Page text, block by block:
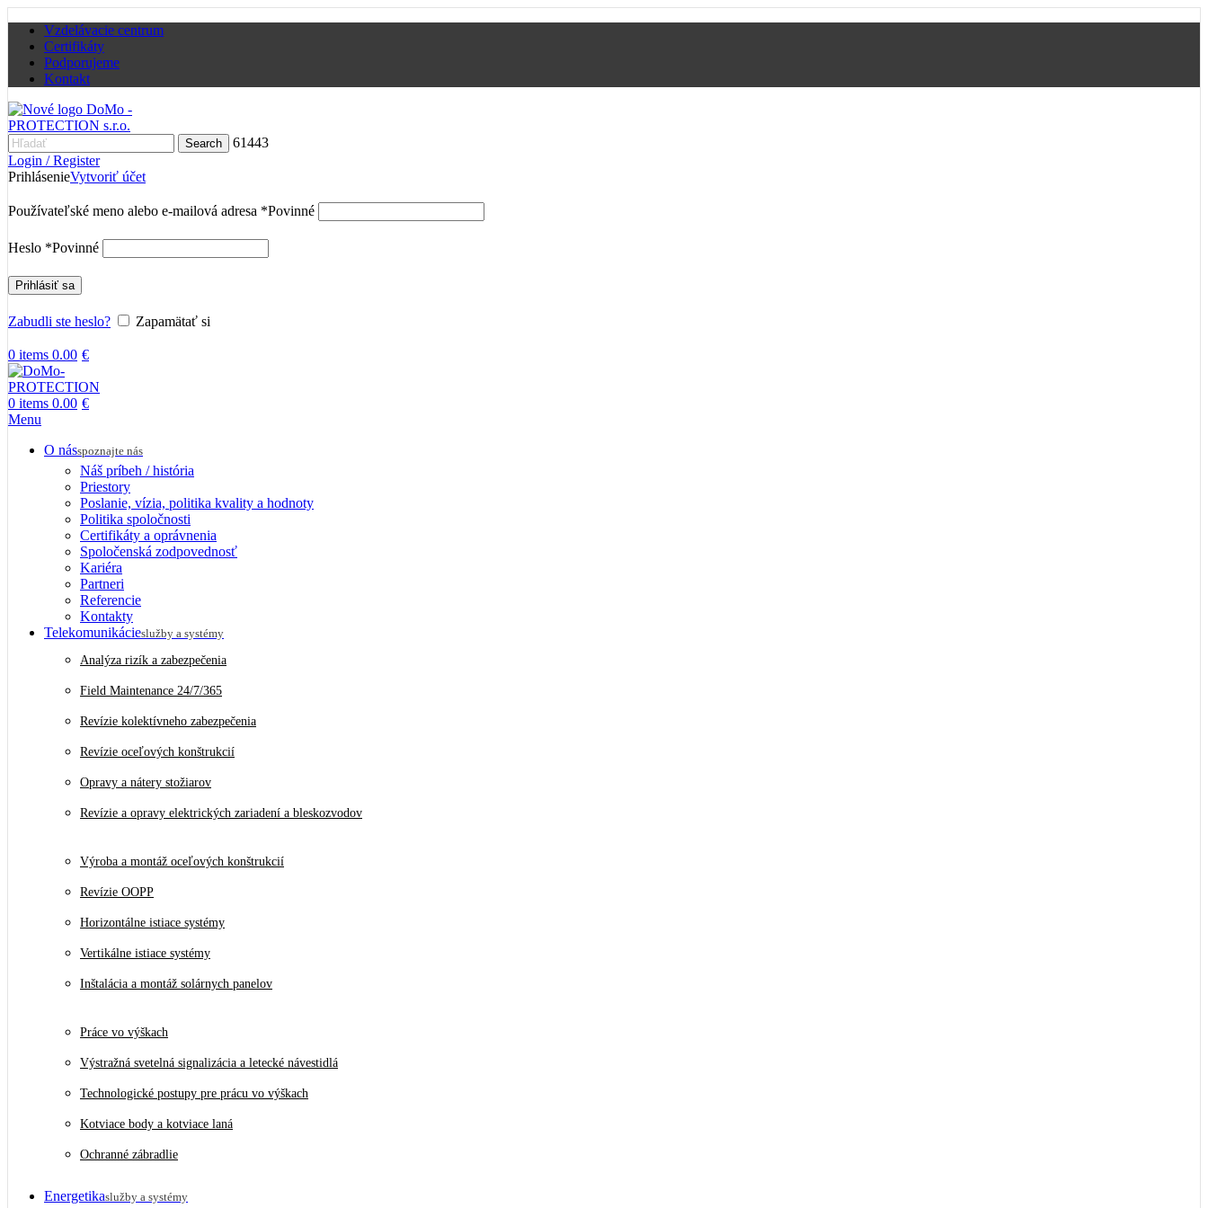
Vzdelávacie centrum
Certifikáty
Podporujeme
Kontakt
Search
61443
Login / Register
PrihlásenieVytvoriť účet
Používateľské meno alebo e-mailová adresa *Povinné
Heslo *Povinné
Prihlásiť sa
Zabudli ste heslo? Zapamätať si
0 items 0.00 €
0 items 0.00 €
Menu
O násspoznajte nás
Náš príbeh / história
Priestory
Poslanie, vízia, politika kvality a hodnoty
Politika spoločnosti
Certifikáty a oprávnenia
Spoločenská zodpovednosť
Kariéra
Partneri
Referencie
Kontakty
Telekomunikácieslužby a systémy
Analýza rizík a zabezpečenia
Field Maintenance 24/7/365
Revízie kolektívneho zabezpečenia
Revízie oceľových konštrukcií
Opravy a nátery stožiarov
Revízie a opravy elektrických zariadení a bleskozvodov
Výroba a montáž oceľových konštrukcií
Revízie OOPP
Horizontálne istiace systémy
Vertikálne istiace systémy
Inštalácia a montáž solárnych panelov
Práce vo výškach
Výstražná svetelná signalizácia a letecké návestidlá
Technologické postupy pre prácu vo výškach
Kotviace body a kotviace laná
Ochranné zábradlie
Energetikaslužby a systémy